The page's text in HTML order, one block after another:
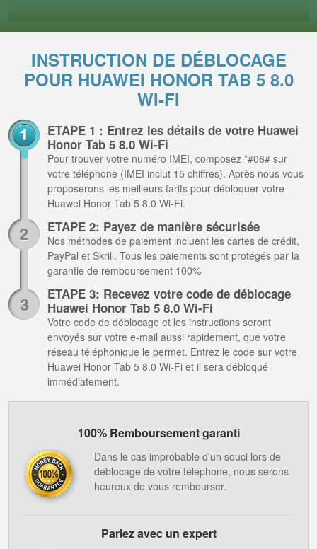
INSTRUCTION DE DÉBLOCAGE
POUR HUAWEI HONOR TAB 5 8.0
WI-FI
ETAPE 1 : Entrez les détails de votre Huawei
Honor Tab 5 8.0 Wi-Fi
Pour trouver votre numéro IMEI, composez *#06# sur
votre téléphone (IMEI inclut 15 chiffres). Après nous vous
proposerons les meilleurs tarifs pour débloquer votre
Huawei Honor Tab 5 8.0 Wi-Fi.
ETAPE 2: Payez de manière sécurisée
Nos méthodes de paiement incluent les cartes de crédit,
PayPal et Skrill. Tous les paiements sont protégés par la
garantie de remboursement 100%
ETAPE 3: Recevez votre code de déblocage
Huawei Honor Tab 5 8.0 Wi-Fi
Votre code de déblocage et les instructions seront
envoyés sur votre e-mail aussi rapidement, que votre
réseau téléphonique le permet. Entrez le code sur votre
Huawei Honor Tab 5 8.0 Wi-Fi et il sera débloqué
immédiatement.
100% Remboursement garanti
Dans le cas improbable d'un souci lors de
déblocage de votre téléphone, nous serons
heureux de vous rembourser.
Parlez avec un expert